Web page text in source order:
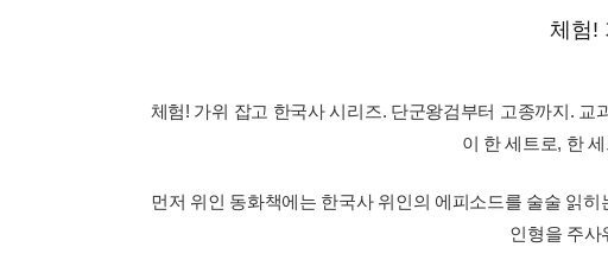
체험!
체험! 가위 잡고 한국사 시리즈. 단군왕검부터 고종까지.
이 한 세트로, 한
먼저 위인 동화책에는 한국사 위인의 에피소드를 술술 읽
인형을 주사